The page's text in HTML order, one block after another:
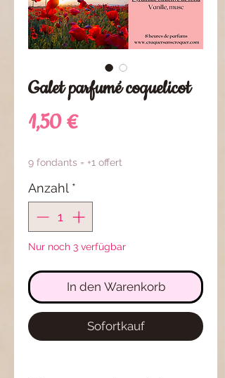
Galet parfumé coquelicot
1,50 €Preis
9 fondants = +1 offert
Anzahl *
Nur noch 3 verfügbar
In den Warenkorb
Sofortkauf